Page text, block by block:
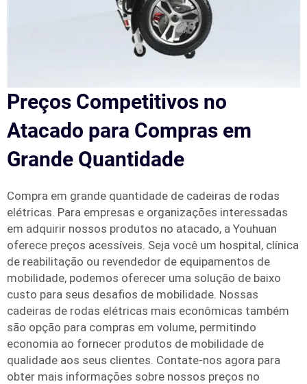
Preços Competitivos no
Atacado para Compras em
Grande Quantidade
Compra em grande quantidade de cadeiras de rodas
elétricas. Para empresas e organizações interessadas
em adquirir nossos produtos no atacado, a Youhuan
oferece preços acessíveis. Seja você um hospital, clínica
de reabilitação ou revendedor de equipamentos de
mobilidade, podemos oferecer uma solução de baixo
custo para seus desafios de mobilidade. Nossas
cadeiras de rodas elétricas mais econômicas também
são opção para compras em volume, permitindo
economia ao fornecer produtos de mobilidade de
qualidade aos seus clientes. Contate-nos agora para
obter mais informações sobre nossos preços no